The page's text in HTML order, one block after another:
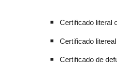
Certificado literal
Certificado
Certificadode